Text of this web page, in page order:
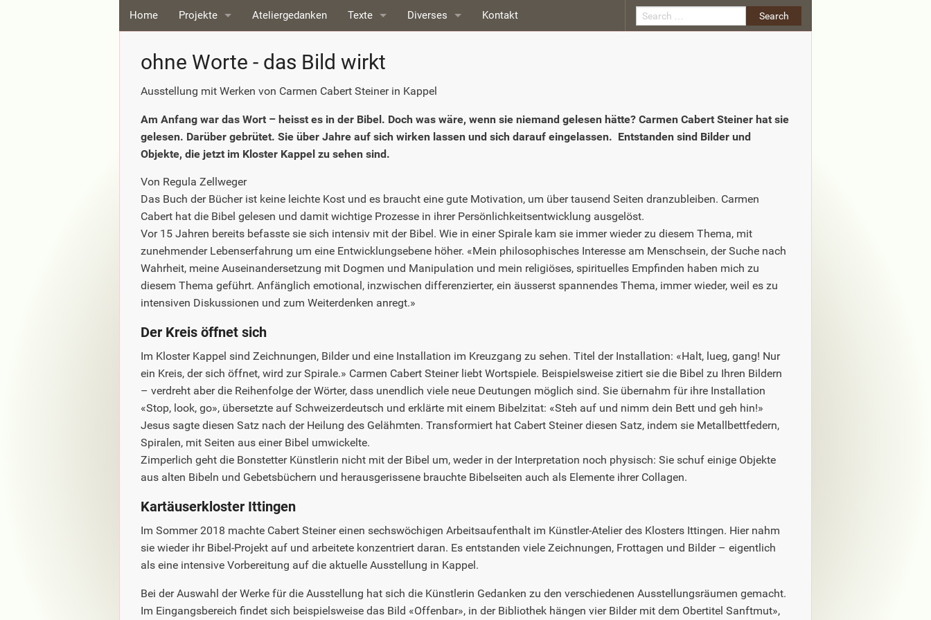
Home Projekte
Sehblick
Bildsprache
Aschebilder
Weisse Flecken
Michelangelo
InforNatik
Am achten Tag
Ateliergedanken Texte Diverses
Links
Kontakt Search
ohne Worte - das Bild wirkt
Ausstellung mit Werken von Carmen Cabert Steiner in Kappel
Am Anfang war das Wort – heisst es in der Bibel. Doch was wäre, wenn sie niemand gelesen hätte? Carmen Cabert Steiner hat sie
gelesen. Darüber gebrütet. Sie über Jahre auf sich wirken lassen und sich darauf eingelassen. Entstanden sind Bilder und
Objekte, die jetzt im Kloster Kappel zu sehen sind.
Von Regula Zellweger
Das Buch der Bücher ist keine leichte Kost und es braucht eine gute Motivation, um über tausend Seiten dranzubleiben. Carmen
Cabert hat die Bibel gelesen und damit wichtige Prozesse in ihrer Persönlichkeitsentwicklung ausgelöst.
Vor 15 Jahren bereits befasste sie sich intensiv mit der Bibel. Wie in einer Spirale kam sie immer wieder zu diesem Thema, mit
zunehmender Lebenserfahrung um eine Entwicklungsebene höher. «Mein philosophisches Interesse am Menschsein, der Suche nach
Wahrheit, meine Auseinandersetzung mit Dogmen und Manipulation und mein religiöses, spirituelles Empfinden haben mich zu
diesem Thema geführt. Anfänglich emotional, inzwischen differenzierter, ein äusserst spannendes Thema, immer wieder, weil es zu
intensiven Diskussionen und zum Weiterdenken anregt.»
Der Kreis öffnet sich
Im Kloster Kappel sind Zeichnungen, Bilder und eine Installation im Kreuzgang zu sehen. Titel der Installation: «Halt, lueg, gang! Nur
ein Kreis, der sich öffnet, wird zur Spirale.» Carmen Cabert Steiner liebt Wortspiele. Beispielsweise zitiert sie die Bibel zu Ihren Bildern
– verdreht aber die Reihenfolge der Wörter, dass unendlich viele neue Deutungen möglich sind. Sie übernahm für ihre Installation
«Stop, look, go», übersetzte auf Schweizerdeutsch und erklärte mit einem Bibelzitat: «Steh auf und nimm dein Bett und geh hin!»
Jesus sagte diesen Satz nach der Heilung des Gelähmten. Transformiert hat Cabert Steiner diesen Satz, indem sie Metallbettfedern,
Spiralen, mit Seiten aus einer Bibel umwickelte.
Zimperlich geht die Bonstetter Künstlerin nicht mit der Bibel um, weder in der Interpretation noch physisch: Sie schuf einige Objekte
aus alten Bibeln und Gebetsbüchern und herausgerissene brauchte Bibelseiten auch als Elemente ihrer Collagen.
Kartäuserkloster Ittingen
Im Sommer 2018 machte Cabert Steiner einen sechswöchigen Arbeitsaufenthalt im Künstler-Atelier des Klosters Ittingen. Hier nahm
sie wieder ihr Bibel-Projekt auf und arbeitete konzentriert daran. Es entstanden viele Zeichnungen, Frottagen und Bilder – eigentlich
als eine intensive Vorbereitung auf die aktuelle Ausstellung in Kappel.
Bei der Auswahl der Werke für die Ausstellung hat sich die Künstlerin Gedanken zu den verschiedenen Ausstellungsräumen gemacht.
Im Eingangsbereich findet sich beispielsweise das Bild «Offenbar», in der Bibliothek hängen vier Bilder mit dem Obertitel Sanftmut»,